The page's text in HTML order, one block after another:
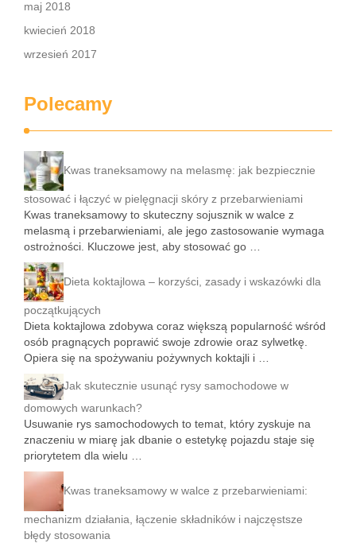
maj 2018
kwiecień 2018
wrzesień 2017
Polecamy
Kwas traneksamowy na melasmę: jak bezpiecznie
stosować i łączyć w pielęgnacji skóry z przebarwieniami
Kwas traneksamowy to skuteczny sojusznik w walce z
melasmą i przebarwieniami, ale jego zastosowanie wymaga
ostrożności. Kluczowe jest, aby stosować go …
Dieta koktajlowa – korzyści, zasady i wskazówki dla
początkujących
Dieta koktajlowa zdobywa coraz większą popularność wśród
osób pragnących poprawić swoje zdrowie oraz sylwetkę.
Opiera się na spożywaniu pożywnych koktajli i …
Jak skutecznie usunąć rysy samochodowe w
domowych warunkach?
Usuwanie rys samochodowych to temat, który zyskuje na
znaczeniu w miarę jak dbanie o estetykę pojazdu staje się
priorytetem dla wielu …
Kwas traneksamowy w walce z przebarwieniami:
mechanizm działania, łączenie składników i najczęstsze
błędy stosowania